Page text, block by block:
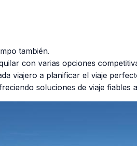
también.
con varias opciones
viajero a planificar el viaje
soluciones de viaje fiables